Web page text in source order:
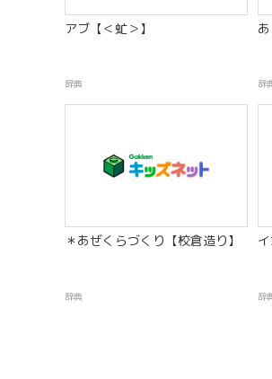
アブ【＜虻＞】
辞典 辞
＊あぜくらづくり【校倉造り】
辞典 辞